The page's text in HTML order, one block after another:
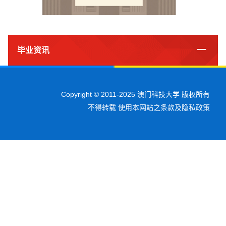
毕业资讯
Copyright © 2011-2025 澳门科技大学 版权所有
不得转载 使用本网站之条款及隐私政策